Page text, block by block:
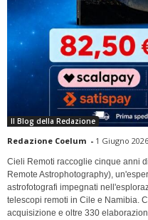
Il Blog della Redazione
Redazione Coelum - 1 Giugno 2026
Cieli Remoti raccoglie cinque anni
Remote Astrophotography),
astrofotografi impegnati
telescopi remoti in Cile e Namibia.
acquisizione e oltre 330